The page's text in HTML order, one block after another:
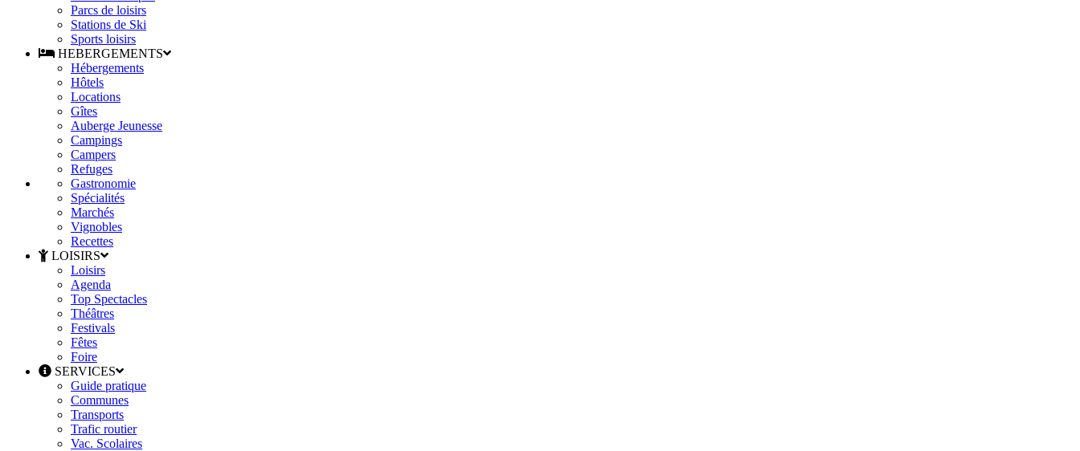
Parcs de loisirs
Stations de Ski
Sports loisirs
HEBERGEMENTS
Hébergements
Hôtels
Locations
Gîtes
Auberge Jeunesse
Campings
Campers
Refuges
Gastronomie
Spécialités
Marchés
Vignobles
Recettes
LOISIRS
Loisirs
Agenda
Top Spectacles
Théâtres
Festivals
Fêtes
Foire
SERVICES
Guide pratique
Communes
Transports
Trafic routier
Vac. Scolaires